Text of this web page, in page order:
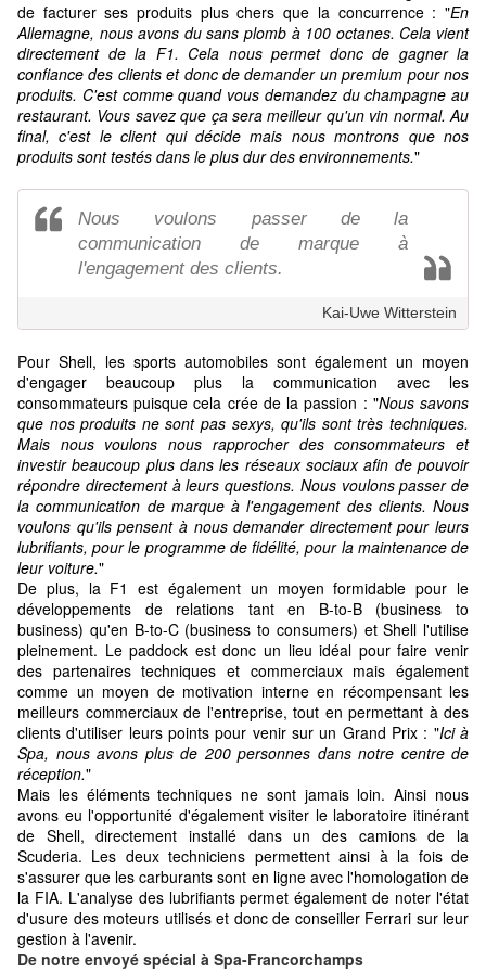
de facturer ses produits plus chers que la concurrence : "En
Allemagne, nous avons du sans plomb à 100 octanes. Cela vient
directement de la F1. Cela nous permet donc de gagner la
confiance des clients et donc de demander un premium pour nos
produits. C'est comme quand vous demandez du champagne au
restaurant. Vous savez que ça sera meilleur qu'un vin normal. Au
final, c'est le client qui décide mais nous montrons que nos
produits sont testés dans le plus dur des environnements."
Nous voulons passer de la
communication de marque à
l'engagement des clients.
Kai-Uwe Witterstein
Pour Shell, les sports automobiles sont également un moyen
d'engager beaucoup plus la communication avec les
consommateurs puisque cela crée de la passion : "Nous savons
que nos produits ne sont pas sexys, qu'ils sont très techniques.
Mais nous voulons nous rapprocher des consommateurs et
investir beaucoup plus dans les réseaux sociaux afin de pouvoir
répondre directement à leurs questions. Nous voulons passer de
la communication de marque à l'engagement des clients. Nous
voulons qu'ils pensent à nous demander directement pour leurs
lubrifiants, pour le programme de fidélité, pour la maintenance de
leur voiture."
De plus, la F1 est également un moyen formidable pour le
développements de relations tant en B-to-B (business to
business) qu'en B-to-C (business to consumers) et Shell l'utilise
pleinement. Le paddock est donc un lieu idéal pour faire venir
des partenaires techniques et commerciaux mais également
comme un moyen de motivation interne en récompensant les
meilleurs commerciaux de l'entreprise, tout en permettant à des
clients d'utiliser leurs points pour venir sur un Grand Prix : "Ici à
Spa, nous avons plus de 200 personnes dans notre centre de
réception."
Mais les éléments techniques ne sont jamais loin. Ainsi nous
avons eu l'opportunité d'également visiter le laboratoire itinérant
de Shell, directement installé dans un des camions de la
Scuderia. Les deux techniciens permettent ainsi à la fois de
s'assurer que les carburants sont en ligne avec l'homologation de
la FIA. L'analyse des lubrifiants permet également de noter l'état
d'usure des moteurs utilisés et donc de conseiller Ferrari sur leur
gestion à l'avenir.
De notre envoyé spécial à Spa-Francorchamps